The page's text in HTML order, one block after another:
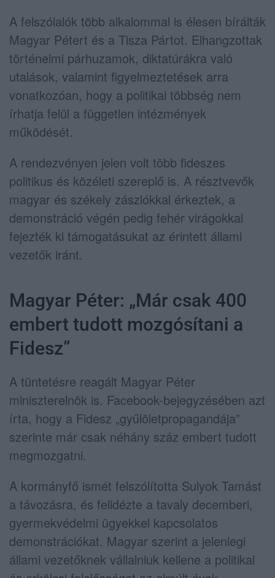
A felszólalók több alkalommal is élesen bírálták
Magyar Pétert és a Tisza Pártot. Elhangzottak
történelmi párhuzamok, diktatúrákra való
utalások, valamint figyelmeztetések arra
vonatkozóan, hogy a politikai többség nem
írhatja felül a független intézmények
működését.
A rendezvényen jelen volt több fideszes
politikus és közéleti szereplő is. A résztvevők
magyar és székely zászlókkal érkeztek, a
demonstráció végén pedig fehér virágokkal
fejezték ki támogatásukat az érintett állami
vezetők iránt.
Magyar Péter: „Már csak 400
embert tudott mozgósítani a
Fidesz”
A tüntetésre reagált Magyar Péter
miniszterelnök is. Facebook-bejegyzésében azt
írta, hogy a Fidesz „gyűlöletpropagandája”
szerinte már csak néhány száz embert tudott
megmozgatni.
A kormányfő ismét felszólította Sulyok Tamást
a távozásra, és felidézte a tavaly decemberi,
gyermekvédelmi ügyekkel kapcsolatos
demonstrációkat. Magyar szerint a jelenlegi
állami vezetőknek vállalniuk kellene a politikai